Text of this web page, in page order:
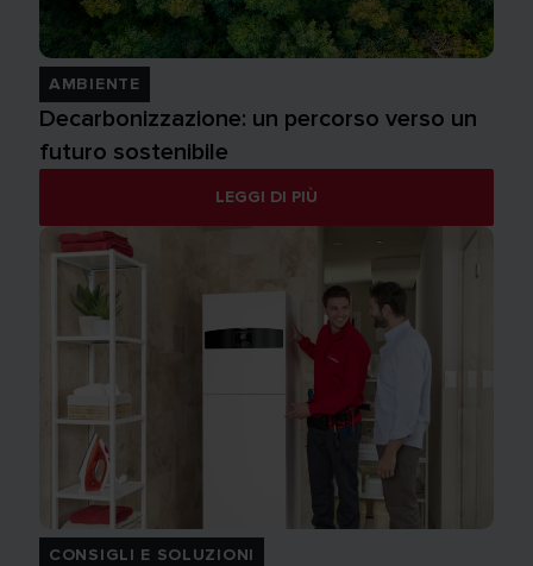
AMBIENTE
Decarbonizzazione: un percorso verso un
futuro sostenibile
LEGGI DI PIÙ
CONSIGLI E SOLUZIONI